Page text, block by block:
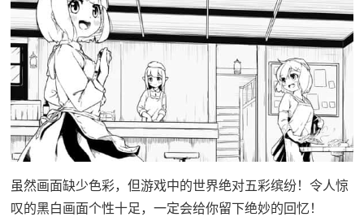
虽然画面缺少色彩，但游戏中的世界绝对五彩缤纷！令人惊
叹的黑白画面个性十足，一定会给你留下绝妙的回忆！